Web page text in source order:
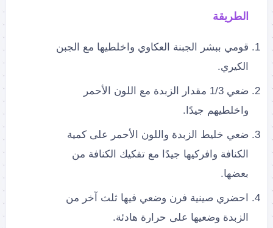
الطريقة
قومي ببشر الجبنة العكاوي واخلطيها مع الجبن
الكيري.
ضعي 1/3 مقدار الزبدة مع اللون الأحمر
واخلطيهم جيدًا.
ضعي خليط الزبدة واللون الأحمر على كمية
الكنافة وافركيها جيدًا مع تفكيك الكنافة من
بعضها.
احضري صينية فرن وضعي فيها ثلث آخر من
الزبدة وضعيها على حرارة هادئة.